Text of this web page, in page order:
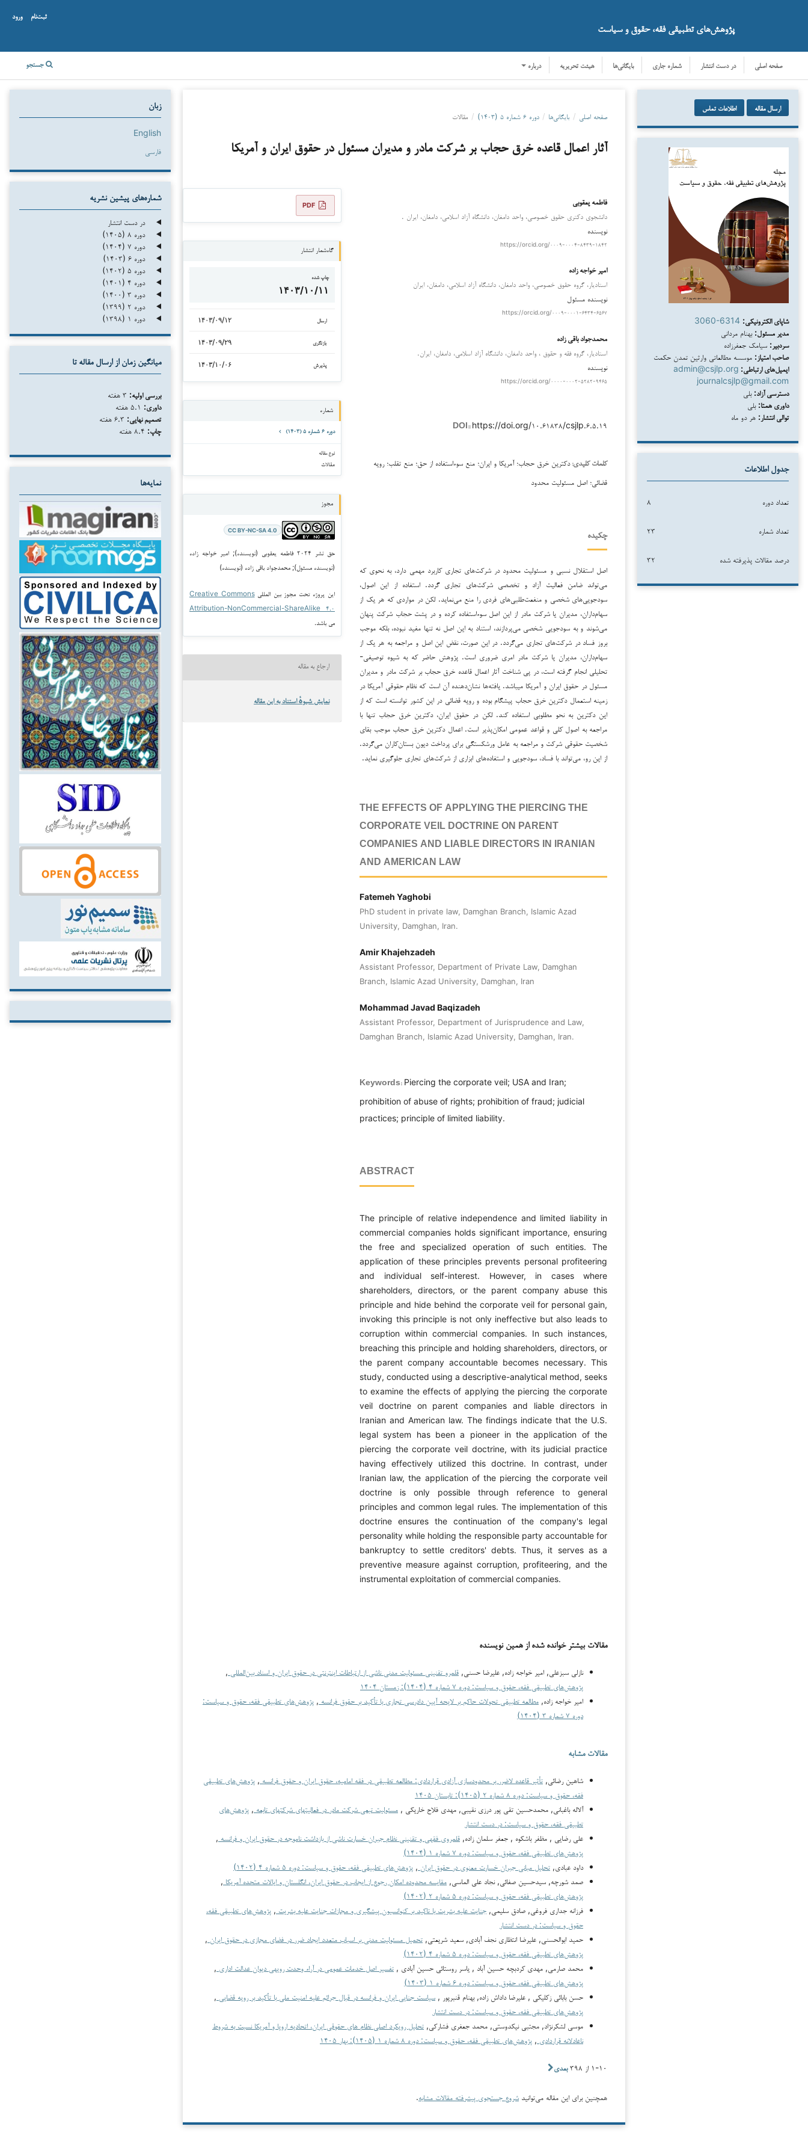
پژوهش‌های تطبیقی فقه، حقوق و سیاست
صفحه اصلی در دست انتشار شماره جاری بایگانی‌ها هیئت تحریریه درباره جستجو
ثبت‌نام ورود
ارسال مقاله اطلاعات تماس
شاپای الکترونیکی: 3060-6314
مدیر مسئول: بهنام مردانی
سردبیر: سیامک جعفرزاده
صاحب امتیاز: موسسه مطالعاتی وارثین تمدن حکمت
ایمیل‌های ارتباطی: admin@csjlp.org
journalcsjlp@gmail.com
دسترسی آزاد: بلی
داوری همتا: بلی
توالی انتشار: هر دو ماه
جدول اطلاعات
تعداد دوره ۸
تعداد شماره ۲۳
درصد مقالات پذیرفته شده ۳۲
صفحه اصلی / بایگانی‌ها / دوره ۶ شماره ۵ (۱۴۰۳) / مقالات
آثار اعمال قاعده خرق حجاب بر شرکت مادر و مدیران مسئول در حقوق ایران و آمریکا
فاطمه یعقوبی
دانشجوی دکتری حقوق خصوصی، واحد دامغان، دانشگاه آزاد اسلامی، دامغان، ایران .
نویسنده
https://orcid.org/۰۰۰۹-۰۰۰۴-۸۴۳۹-۱۸۴۲
امیر خواجه زاده
استادیار، گروه حقوق خصوصی، واحد دامغان، دانشگاه آزاد اسلامی، دامغان، ایران
نویسنده مسئول
https://orcid.org/۰۰۰۹-۰۰۰۱-۶۴۳۴-۶۵۶۷
محمدجواد باقی زاده
استادیار، گروه فقه و حقوق ، واحد دامغان، دانشگاه آزاد اسلامی، دامغان، ایران.
نویسنده
https://orcid.org/۰۰۰۰-۰۰۰۲-۵۲۸۲-۹۴۶۵
DOI:: https://doi.org/۱۰.۶۱۸۳۸/csjlp.۶.۵.۱۹
کلمات کلیدی:دکترین خرق حجاب؛ آمریکا و ایران؛ منع سوءاستفاده از حق؛ منع تقلب؛ رویه
قضائی؛ اصل مسئولیت محدود
چکیده
اصل استقلال نسبی و مسئولیت محدود در شرکت‌های تجاری کاربرد مهمی دارد، به نحوی که
می‌تواند ضامن فعالیت آزاد و تخصصی شرکت‌های تجاری گردد. استفاده از این اصول،
سودجویی‌های شخصی و منفعت‌طلبی‌های فردی را منع می‌نماید. لکن در مواردی که هر یک از
سهام‌داران، مدیران یا شرکت مادر از این اصل سوءاستفاده کرده و در پشت حجاب شرکت پنهان
می‌شوند و به سودجویی شخصی می‌پردازند، استناد به این اصل نه تنها مفید نبوده، بلکه موجب
بروز فساد در شرکت‌های تجاری می‌گردد. در این صورت، نقض این اصل و مراجعه به هر یک از
سهام‌داران، مدیران یا شرکت مادر امری ضروری است. پژوهش حاضر که به شیوه توصیفی-
تحلیلی انجام گرفته است، در پی شناخت آثار اعمال قاعده خرق حجاب بر شرکت مادر و مدیران
مسئول در حقوق ایران و آمریکا می­باشد. یافته‌ها نشان‌دهنده آن است که نظام حقوقی آمریکا در
زمینه استعمال دکترین خرق حجاب پیشگام بوده و رویه قضائی در این کشور توانسته است که از
این دکترین به نحو مطلوبی استفاده کند. لکن در حقوق ایران، دکترین خرق حجاب تنها با
مراجعه به اصول کلی و قواعد عمومی امکان‌پذیر است. اعمال دکترین خرق حجاب موجب بقای
شخصیت حقوقی شرکت و مراجعه به عامل ورشکستگی برای پرداخت دیون بستان‌کاران می‌گردد.
از این رو، می‌تواند با فساد، سودجویی و استفاده‌های ابزاری از شرکت‌های تجاری جلوگیری نماید.
THE EFFECTS OF APPLYING THE PIERCING THE
CORPORATE VEIL DOCTRINE ON PARENT
COMPANIES AND LIABLE DIRECTORS IN IRANIAN
AND AMERICAN LAW
Fatemeh Yaghobi
PhD student in private law, Damghan Branch, Islamic Azad
University, Damghan, Iran.
Amir Khajehzadeh
Assistant Professor, Department of Private Law, Damghan
Branch, Islamic Azad University, Damghan, Iran
Mohammad Javad Baqizadeh
Assistant Professor, Department of Jurisprudence and Law,
Damghan Branch, Islamic Azad University, Damghan, Iran.
Keywords: Piercing the corporate veil; USA and Iran;
prohibition of abuse of rights; prohibition of fraud; judicial
practices; principle of limited liability.
ABSTRACT
The principle of relative independence and limited liability in
commercial companies holds significant importance, ensuring
the free and specialized operation of such entities. The
application of these principles prevents personal profiteering
and individual self-interest. However, in cases where
shareholders, directors, or the parent company abuse this
principle and hide behind the corporate veil for personal gain,
invoking this principle is not only ineffective but also leads to
corruption within commercial companies. In such instances,
breaching this principle and holding shareholders, directors, or
the parent company accountable becomes necessary. This
study, conducted using a descriptive-analytical method, seeks
to examine the effects of applying the piercing the corporate
veil doctrine on parent companies and liable directors in
Iranian and American law. The findings indicate that the U.S.
legal system has been a pioneer in the application of the
piercing the corporate veil doctrine, with its judicial practice
having effectively utilized this doctrine. In contrast, under
Iranian law, the application of the piercing the corporate veil
doctrine is only possible through reference to general
principles and common legal rules. The implementation of this
doctrine ensures the continuation of the company's legal
personality while holding the responsible party accountable for
bankruptcy to settle creditors' debts. Thus, it serves as a
preventive measure against corruption, profiteering, and the
instrumental exploitation of commercial companies.
دانلود PDF
گاه‌شمار انتشار
چاپ شده
۱۴۰۳/۱۰/۱۱
ارسال ۱۴۰۳/۰۹/۱۲
بازنگری ۱۴۰۳/۰۹/۲۹
پذیرش ۱۴۰۳/۱۰/۰۶
شماره
دوره ۶ شماره ۵ (۱۴۰۳)
نوع مقاله
مقالات
مجوز
CC BY-NC-SA 4.0
حق نشر ۲۰۲۴ فاطمه یعقوبی (نویسنده); امیر خواجه زاده
(نویسنده مسئول); محمدجواد باقی زاده (نویسنده)
این پروژه تحت مجوز بین المللیCreative Commons
Attribution-NonCommercial-ShareAlike ۴.۰
می باشد.
ارجاع به مقاله
نمایش شیوهٔ استناد به این مقاله
مقالات بیشتر خوانده شده از همین نویسنده
نازلی سبزعلی, امیر خواجه زاده, علیرضا حسنی, قلمرو تقنینی مسئولیت مدنی ناشی از ارتباطات اینترنتی در حقوق ایران و اسناد بین‌المللی ,
پژوهش‌های تطبیقی فقه، حقوق و سیاست: دوره ۷ شماره ۴ (۱۴۰۴): زمستان ۱۴۰۴
امیر خواجه زاده, مطالعه تطبیقی تحولات حاکم بر لایحه آیین دادرسی تجاری با تأکید بر حقوق فرانسه , پژوهش‌های تطبیقی فقه، حقوق و سیاست:
دوره ۷ شماره ۳ (۱۴۰۴)
مقالات مشابه
شاهین رضائی, تأثیر قاعده لاضرر بر محدودسازی آزادی قراردادی: مطالعه تطبیقی در فقه امامیه، حقوق ایران و حقوق فرانسه , پژوهش‌های تطبیقی
فقه، حقوق و سیاست: دوره ۸ شماره ۲ (۱۴۰۵): تابستان ۱۴۰۵
آلاله باغبانی, محمدحسین تقی پور درزی نقیبی, مهدی فلاح خاریکی , مسئولیت تبعی شرکت مادر در فعالیتهای شرکتهای تابعه , پژوهش‌های
تطبیقی فقه، حقوق و سیاست: در دست انتشار
علی رضایی , مظفر باشکوه , جعفر سلمان زاده, قلمروی فقهی و تقنینی نظام جبران خسارت ناشی از بازداشت ناموجه در حقوق ایران و فرانسه ,
پژوهش‌های تطبیقی فقه، حقوق و سیاست: دوره ۷ شماره ۱ (۱۴۰۴)
داود عبادی, تحلیل مبانی جبران خسارت معنوی در حقوق ایران , پژوهش‌های تطبیقی فقه، حقوق و سیاست: دوره ۵ شماره ۴ (۱۴۰۲)
صمد شورچه, سيدحسين صفائي, نجاد علي الماسي, مقایسه محدوده امکان رجوع از ایجاب در حقوق ایران، انگلستان و ایالات متحده آمریکا ,
پژوهش‌های تطبیقی فقه، حقوق و سیاست: دوره ۵ شماره ۲ (۱۴۰۲)
فرزانه جداری فروغی, صادق سلیمی, جنایت علیه بشریت با تاکید بر کنوانسیون پیشگیری و مجازات جنایت علیه بشریت , پژوهش‌های تطبیقی فقه،
حقوق و سیاست: در دست انتشار
حمید ابوالحسنی, علیرضا انتظاری نجف آبادی, سعید شریعتی, تحمیل مسئولیت مدنی بر اسباب متعدد ایجاد ضرر در فضای مجازی در حقوق ایران ,
پژوهش‌های تطبیقی فقه، حقوق و سیاست: دوره ۵ شماره ۴ (۱۴۰۲)
محمد صارمی, مهدی کردبچه حسین آباد , یاسر روستائی حسین آبادی , تفسیر اصل خدمات عمومی در آراء وحدت رویه‎ی دیوان عدالت اداری
,
پژوهش‌های تطبیقی فقه، حقوق و سیاست: دوره ۶ شماره ۱ (۱۴۰۳)
حسن بابائی زکلیکی , علیرضا داداش زاده, بهنام قنبرپور , سیاست جنایی ایران و فرانسه در قبال جرائم علیه امنیت ملی با تأکید بر رویه قضایی ,
پژوهش‌های تطبیقی فقه، حقوق و سیاست: در دست انتشار
موسی لشکرنژاد, مجتبی نیکدوستی, محمد جعفری فشارکی, تحلیل رویکرد اصلی نظام های حقوقی ایران، اتحادیه اروپا و آمریکا نسبت به شروط
ناعادلانه قراردادی , پژوهش‌های تطبیقی فقه، حقوق و سیاست: دوره ۸ شماره ۱ (۱۴۰۵): بهار ۱۴۰۵
۱-۱۰ از ۳۹۸ بعدی
همچنین برای این مقاله می‌توانید شروع جستجوی پیشرفته مقالات مشابه.
زبان
English
فارسی
شماره‌های پیشین نشریه
در دست انتشار
دوره ۸ (۱۴۰۵)
دوره ۷ (۱۴۰۴)
دوره ۶ (۱۴۰۳)
دوره ۵ (۱۴۰۲)
دوره ۴ (۱۴۰۱)
دوره ۳ (۱۴۰۰)
دوره ۲ (۱۳۹۹)
دوره ۱ (۱۳۹۸)
میانگین زمان از ارسال مقاله تا
بررسی اولیه:
داوری:
تصمیم نهایی:
چاپ:
نمایه‌ها